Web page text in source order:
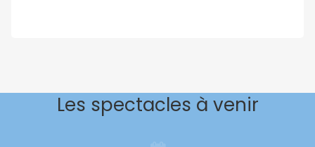
Les spectacles à venir